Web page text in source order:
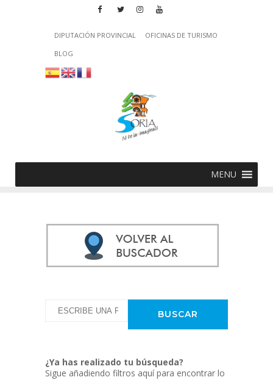
DIPUTACIÓN PROVINCIAL
OFICINAS DE TURISMO
BLOG
MENU
¿Ya has realizado tu búsqueda?
Sigue añadiendo filtros aquí para encontrar lo